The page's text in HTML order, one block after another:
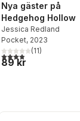
röster:
Nya gäster på
Hedgehog Hollow
Jessica Redland
Pocket, 2023
3,9utav 5 stjärnor.
(11)
89 kr